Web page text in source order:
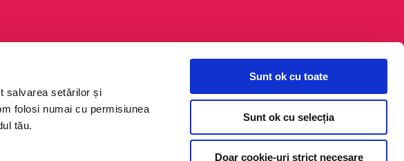
salvarea setărilor și
folosi numai cu permisiunea
tău.
Sunt ok cu toate
Sunt ok cu selecția
Doar cookie-uri strict necesare